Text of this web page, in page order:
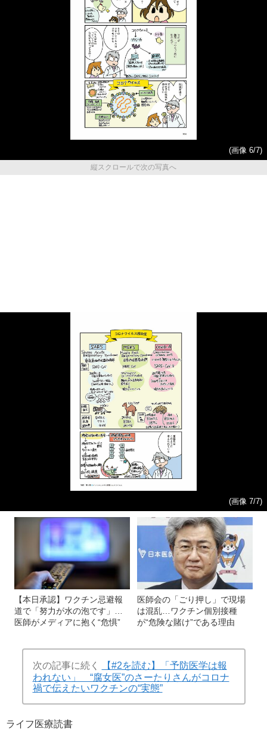
(画像 6/7)
縦スクロールで次の写真へ
(画像 7/7)
【本日承認】ワクチン忌避報
道で「努力が水の泡です」…
医師がメディアに抱く“危惧”
医師会の「ごり押し」で現場
は混乱…ワクチン個別接種
が“危険な賭け”である理由
次の記事に続く
【#2を読む】「予防医学は報
われない」 “腐女医”のさーたりさんがコロナ
禍で伝えたいワクチンの“実態”
ライフ 医療読書